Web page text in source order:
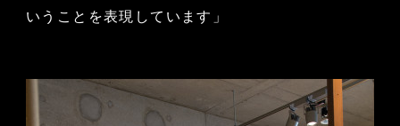
いうことを表現しています」